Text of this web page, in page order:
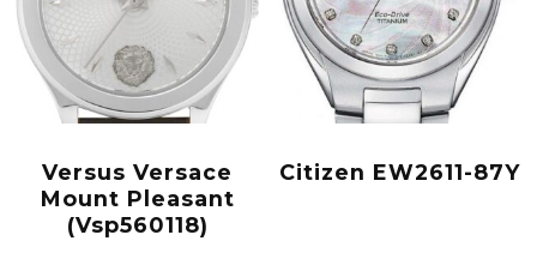
Versus Versace
Mount Pleasant
(Vsp560118)
Citizen EW2611-87Y